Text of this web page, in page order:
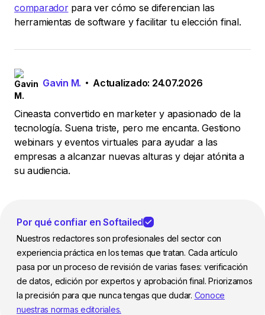
comparadorpara ver cómo se diferencian las
herramientas de software y facilitar tu elección final.
Gavin M. Actualizado: 24.07.2026
Cineasta convertido en marketer y apasionado de la
tecnología. Suena triste, pero me encanta. Gestiono
webinars y eventos virtuales para ayudar a las
empresas a alcanzar nuevas alturas y dejar atónita a
su audiencia.
Por qué confiar en Softailed
Nuestros redactores son profesionales del sector con
experiencia práctica en los temas que tratan. Cada artículo
pasa por un proceso de revisión de varias fases: verificación
de datos, edición por expertos y aprobación final. Priorizamos
la precisión para que nunca tengas que dudar. Conoce
nuestras normas editoriales.